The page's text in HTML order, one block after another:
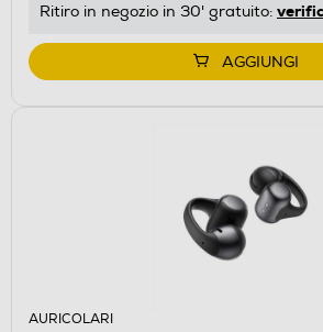
Ritiro in negozio in 30' gratuito:
AGGIUNGI
AURICOLARI